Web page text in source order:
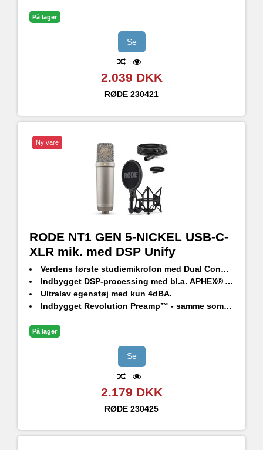
Indbygget hovedtelefonudgang med volumenkontrol og lytning uden latency
Integreret affjedring for nem og sikker positionering
Indbygget popfilter for at minimere pops og pust samt intern stødabsorbering for at reducere vibrationer
Eksternt popfilter i studiekvalitet inkluderet (WS14)
Robust konstruktion, helt i metal – utrolig robust og meget holdbar
På lager
Se
2.039 DKK
RØDE 230421
Ny vare
RODE NT1 GEN 5-NICKEL USB-C-
XLR mik. med DSP Unify
Verdens første studiemikrofon med Dual Connect XLR/USB-C
Indbygget DSP-processing med bl.a. APHEX® Aural Exciter™
Ultralav egenstøj med kun 4dBA.
Indbygget Revolution Preamp™ - samme som i Rødecaster Pro II
På lager
Se
2.179 DKK
RØDE 230425